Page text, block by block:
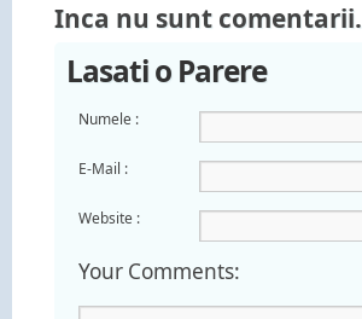
Inca nu sunt comentarii.
Lasati o Parere
Numele :
E-Mail :
Website :
Your Comments: